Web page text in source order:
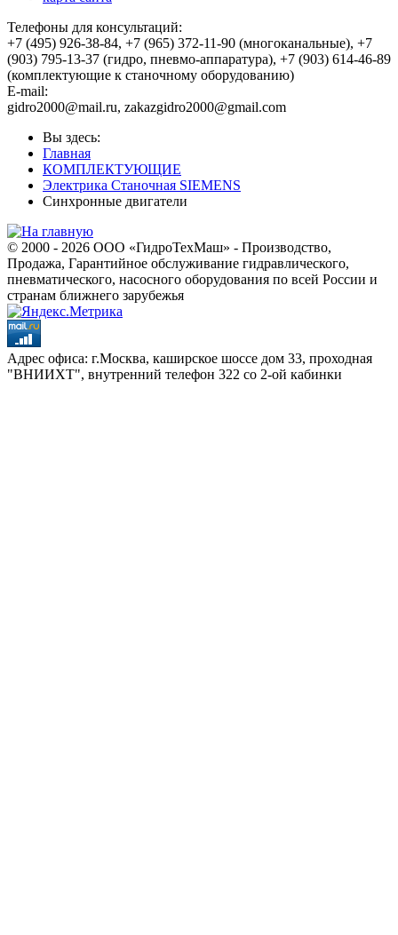
Телефоны для консультаций:
+7 (495) 926-38-84, +7 (965) 372-11-90 (многоканальные), +7
(903) 795-13-37 (гидро, пневмо-аппаратура), +7 (903) 614-46-89
(комплектующие к станочному оборудованию)
E-mail:
,
Вы здесь:
Главная
КОМПЛЕКТУЮЩИЕ
Электрика Станочная SIEMENS
Синхронные двигатели
© 2000 - 2026 ООО «ГидроТехМаш» - Производство,
Продажа, Гарантийное обслуживание гидравлического,
пневматического, насосного оборудования по всей России и
странам ближнего зарубежья
Адрес офиса: г.Москва, каширское шоссе дом 33, проходная
"ВНИИХТ", внутренний телефон 322 со 2-ой кабинки